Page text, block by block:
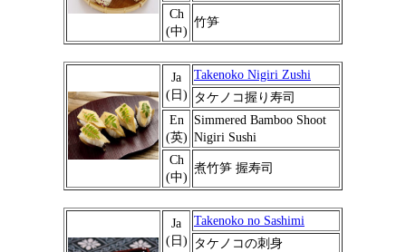
Ch
(中)
竹笋
Ja
(日)
Takenoko Nigiri Zushi
タケノコ握り寿司
En
(英)
Simmered Bamboo Shoot
Nigiri Sushi
Ch
(中)
煮竹笋 握寿司
Ja
(日)
Takenoko no Sashimi
タケノコの刺身